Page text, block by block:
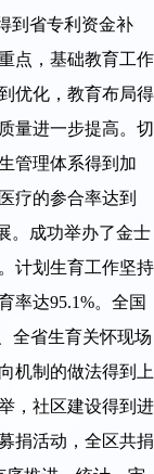
到省专利资金补
点，基础教育工作
优化，教育布局得
量进一步提高。切
管理体系得到加
疗的参合率达到
。成功举办了金士
计划生育工作坚持
率达95.1%。全国
全省生育关怀现场
机制的做法得到上
，社区建设得到进
捐活动，全区共捐